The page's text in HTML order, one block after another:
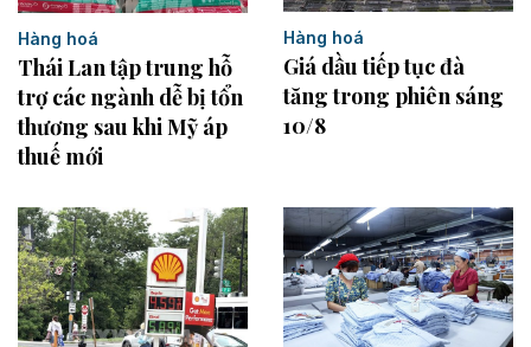
Hàng hoá
Thái Lan tập trung hỗ
trợ các ngành dễ bị tổn
thương sau khi Mỹ áp
thuế mới
Hàng hoá
Giá dầu tiếp tục đà
tăng trong phiên sáng
10/8